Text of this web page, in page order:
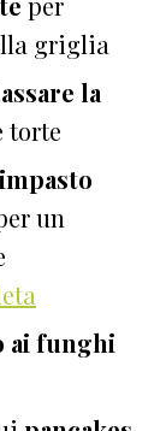
griglia
la
torte
un
ai funghi